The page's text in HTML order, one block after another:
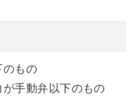
のもの
手動弁以下のもの